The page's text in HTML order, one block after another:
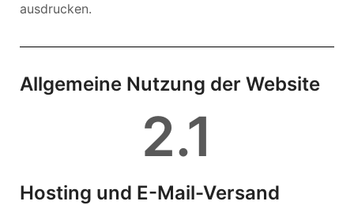
ausdrucken.
Allgemeine Nutzung der Website
2.1
Hosting und E-Mail-Versand